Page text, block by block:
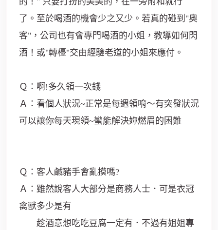
了。至於喝酒的機會少之又少。若真的碰到"奧
客"，公司也有會專門喝酒的小姐，教導如何閃
酒！或"轉檯"交由經驗老道的小姐來應付。
Ｑ：啊!多久領一次錢
Ａ：看個人狀況~正常是每週領唷～有突發狀況
可以讓你每天現領~蠻能解決妳燃眉的困難
Ｑ：客人鹹豬手會亂摸嗎?
Ａ：雖然說客人大部分是商務人士．可是衣冠
禽獸多少是有
趁酒意想吃吃豆腐一定有．不過有姐姐專